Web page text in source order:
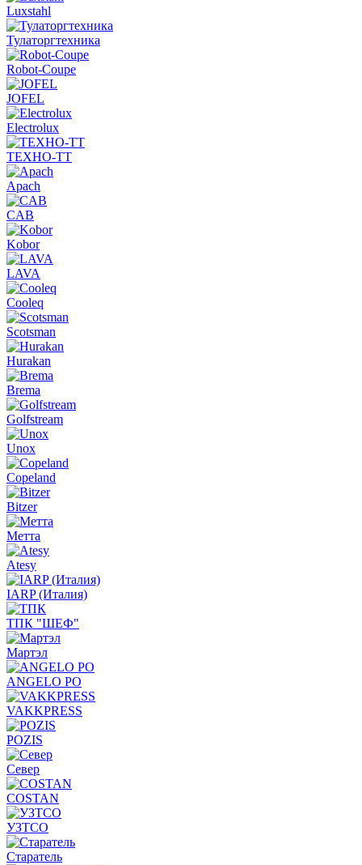
Luxstahl
Тулаторгтехника
Robot-Coupe
JOFEL
Electrolux
ТЕХНО-ТТ
Apach
CAB
Kobor
LAVA
Cooleq
Scotsman
Hurakan
Brema
Golfstream
Unox
Copeland
Bitzer
Метта
Atesy
IARP (Италия)
ТПК "ШЕФ"
Мартэл
ANGELO PO
VAKKPRESS
POZIS
Север
COSTAN
УЗТСО
Старатель